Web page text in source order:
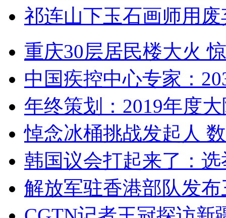
祁连山下玉石画师用
重庆30层居民楼大火
中国疾控中心专家：
年终策划：2019年度
悼念冰桶挑战发起人
韩国议会打起来了：
解放军驻香港部队发